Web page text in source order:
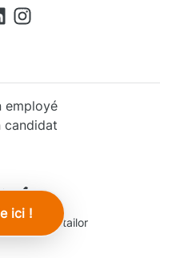
ici !
employé
candidat
de Teamtailor